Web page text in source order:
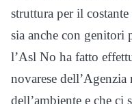
struttura per il
sia anche con genitori
l’Asl No ha fatto
novarese
dell’ambiente e che ci